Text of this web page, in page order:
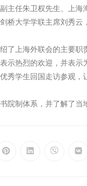
主任朱卫权先生、上海
桥大学学联主席刘秀云
了上海外联会的主要职
示热烈的欢迎，并表示
秀学生回国走访参观，
制体系，并了解了当